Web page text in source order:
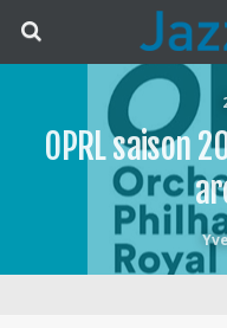
OPRL saison